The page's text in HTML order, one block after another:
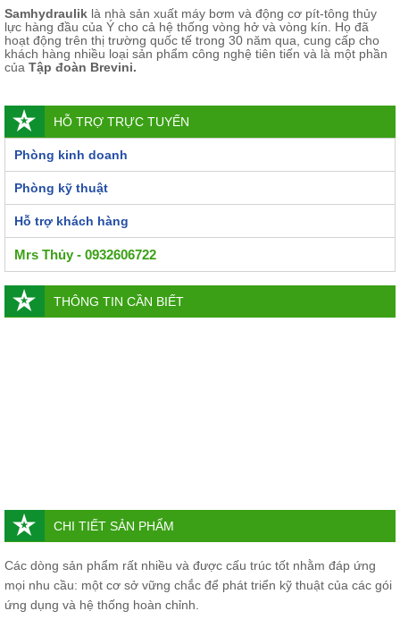
Samhydraulik là nhà sản xuất máy bơm và động cơ pít-tông thủy
lực hàng đầu của Ý cho cả hệ thống vòng hở và vòng kín. Họ đã
hoạt động trên thị trường quốc tế trong 30 năm qua, cung cấp cho
khách hàng nhiều loại sản phẩm công nghệ tiên tiến và là một phần
của Tập đoàn Brevini.
HỖ TRỢ TRỰC TUYẾN
Phòng kinh doanh
Phòng kỹ thuật
Hỗ trợ khách hàng
Mrs Thủy - 0932606722
THÔNG TIN CẦN BIẾT
CHI TIẾT SẢN PHẨM
Các dòng sản phẩm rất nhiều và được cấu trúc tốt nhằm đáp ứng
mọi nhu cầu: một cơ sở vững chắc để phát triển kỹ thuật của các gói
ứng dụng và hệ thống hoàn chỉnh.